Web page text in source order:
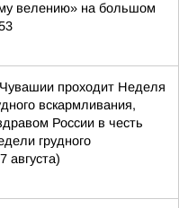
велению» на большом
проходит Неделя
вскармливания,
России в честь
грудного
августа)